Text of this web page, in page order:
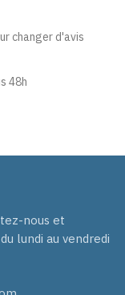
peuvent
être
changer d'avis
48h
nous et
lundi au vendredi